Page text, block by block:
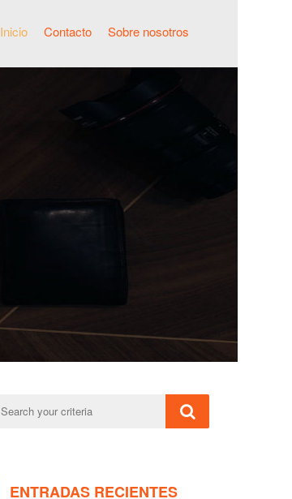
Inicio Contacto Sobre nosotros
ENTRADAS RECIENTES